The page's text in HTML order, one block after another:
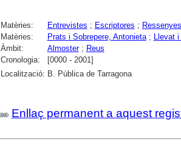
Matèries: Entrevistes ; Escriptores ; Ressenyes
Matèries:
Prats i Sobrepere, Antonieta; Llevat
Àmbit:
Almoster; Reus
Cronologia:
[0000 - 2001]
Localització: B. Pública de Tarragona
Enllaç permanent a aquest